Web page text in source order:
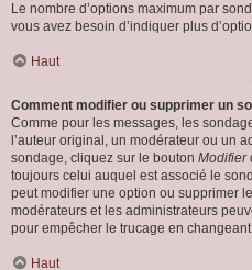
Le nombre d’options maximum par
vous avez besoin d’indiquer plus
Haut
Comment modifier ou supprimer un
Comme pour les messages, les
l’auteur original, un modérateur ou un
sondage, cliquez sur le bouton Modifier
toujours celui auquel est associé le
peut modifier une option ou supprimer
modérateurs et les administrateurs
pour empêcher le trucage en
Haut